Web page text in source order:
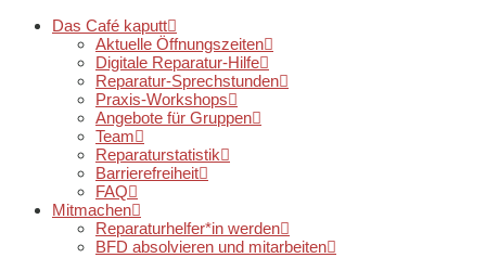
Das Café kaputt
Aktuelle Öffnungszeiten
Digitale Reparatur-Hilfe
Reparatur-Sprechstunden
Praxis-Workshops
Angebote für Gruppen
Team
Reparaturstatistik
Barrierefreiheit
FAQ
Mitmachen
Reparaturhelfer*in werden
BFD absolvieren und mitarbeiten